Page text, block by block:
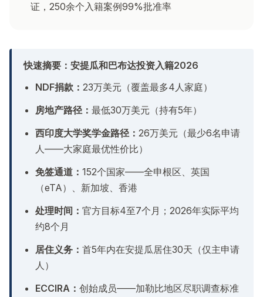
证，250余个入籍案例99%批准率
快速摘要：安提瓜和巴布达投资入籍2026
NDF捐款： 23万美元（覆盖最多4人家庭）
房地产路径： 最低30万美元（持有5年）
西印度大学奖学金路径： 26万美元（最少6名申请
人——大家庭最优性价比）
免签通道： 152个国家——全申根区、英国
（eTA）、新加坡、香港
处理时间： 官方目标4至7个月；2026年实际平均
约8个月
居住义务： 首5年内在安提瓜居住30天（仅主申请
人）
ECCIRA： 创始成员——加勒比地区尽职调查标准